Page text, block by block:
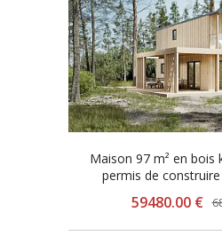
Maison 97 m² en bois
permis de construire
59480.00 €